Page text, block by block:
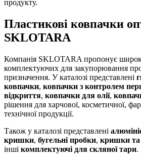
продукту.
Пластикові ковпачки
SKLOTARA
Компанія SKLOTARA пропонує
комплектуючих для закупорювання
призначення. У каталозі представлені
ковпачки, ковпачки з контролем
відкриття, ковпачки для олії,
рішення для харчової, косметичної,
технічної продукції.
Також у каталозі представлені
кришки, бугельні пробки, кришки та
інші комплектуючі для скляної тари.